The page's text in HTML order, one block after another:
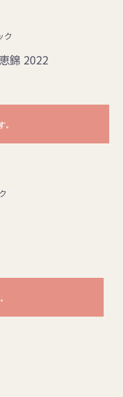
ク
錦 2022
。